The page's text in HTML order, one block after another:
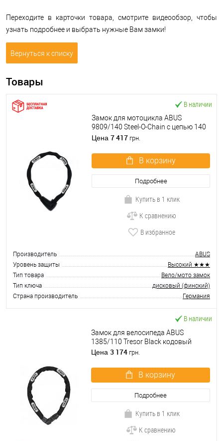
Переходите в карточки товара, смотрите видеообзор, чтобы
узнать подробнее и выбрать нужные Вам замки!
Вернуться к списку
Товары
В наличии
Замок для мотоцикла ABUS
9809/140 Steel-O-Chain с цепью 140
см 2 ключа Black черный
Цена 7 417 грн.
В корзину
Подробнее
Купить в 1 клик
К сравнению
В избранное
Производитель
ABUS
Уровень защиты
Высокий ★★★
Тип товара
Вело/мото замок
Тип ключа
дисковый (финский)
Страна производитель
Германия
В наличии
Замок для велосипеда ABUS
1385/110 Tresor Black кодовый
Цена 3 174 грн.
В корзину
Подробнее
Купить в 1 клик
К сравнению